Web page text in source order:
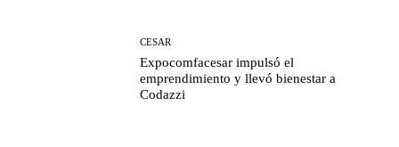
CESAR
Expocomfacesar impulsó el
emprendimiento y llevó bienestar a
Codazzi